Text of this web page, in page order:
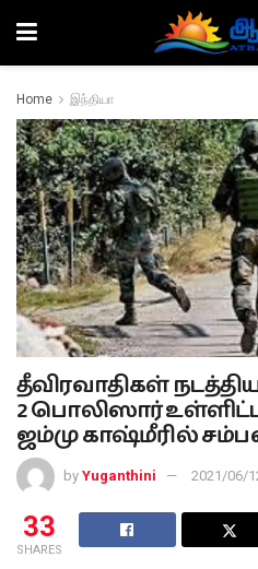
Home இந்தியா
தீவிரவாதிகள் நடத்திய
2 பொலிஸார் உள்ளிட்ட
ஜம்மு காஷ்மீரில்
by Yuganthini 2021/06/
33
SHARES